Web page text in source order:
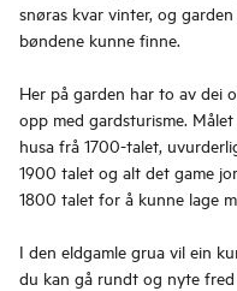
snøras kvar vinter, og
bøndene kunne finne.
Her på garden har to av dei
opp med gardsturisme.
husa frå 1700-talet,
1900 talet og alt det game
1800 talet for å kunne lage
I den eldgamle grua vil ein
du kan gå rundt og nyte